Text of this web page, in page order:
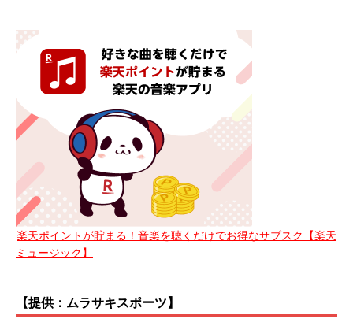
楽天ポイントが貯まる！音楽を聴くだけでお得なサブスク【楽天
ミュージック】
【提供：ムラサキスポーツ】